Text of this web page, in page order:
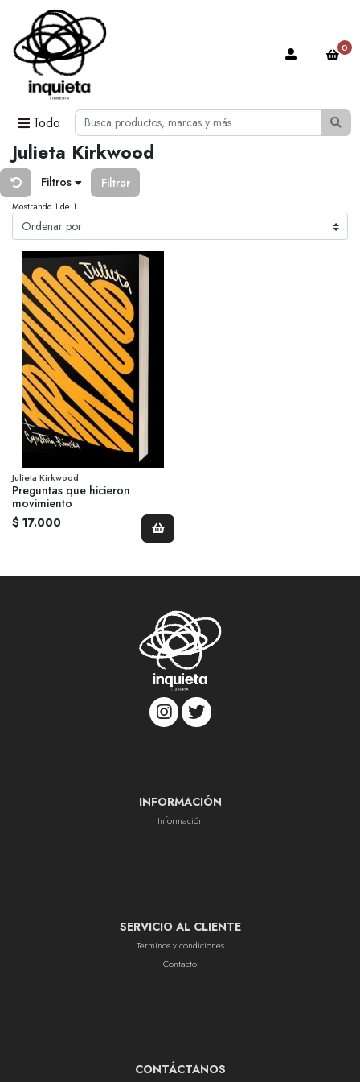
Todo
0
Julieta Kirkwood
Filtros Filtrar
Mostrando 1 de 1
Julieta Kirkwood
Preguntas que hicieron
movimiento
$ 17.000
INFORMACIÓN
Información
SERVICIO AL CLIENTE
Terminos y condiciones
Contacto
CONTÁCTANOS